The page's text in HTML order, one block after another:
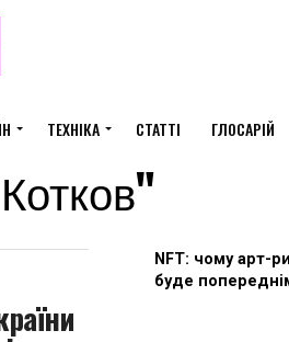
ТЕХНІКА СТАТТІ ГЛОСАРІЙ
NFT: чому арт-
буде